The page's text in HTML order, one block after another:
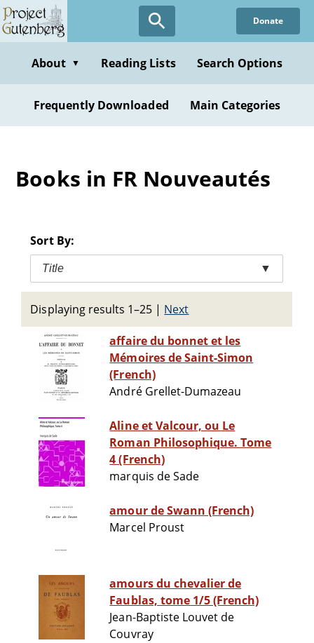
Skip
to
content
Donate
About ▼ Reading Lists Search Options
Frequently Downloaded Main Categories
Books in FR Nouveautés
Sort By:
Title ▼
Displaying results 1–25 | Next
affaire du bonnet et les
Mémoires de Saint-Simon
(French)
André Grellet-Dumazeau
Aline et Valcour, ou Le
Roman Philosophique. Tome
4 (French)
marquis de Sade
amour de Swann (French)
Marcel Proust
amours du chevalier de
Faublas, tome 1/5 (French)
Jean-Baptiste Louvet de
Couvray